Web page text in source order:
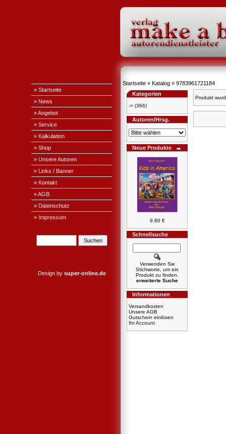
» Startseite
» News
» Angebot
» Service
» Kalkulation
» Shop
» Unsere Autoren
» Links / Banner
» Kontakt
» AGB
» Datenschutz
» Impressum
Design by super-online.de
Startseite » Katalog » 9783961721184
Kategorien
-> (366)
Autoren/Hrsg.
Neue Produkte
9,80 €
Schnellsuche
Verwenden Sie
Stichworte, um ein
Produkt zu finden.
erweiterte Suche
Informationen
Versandkosten
Unsere AGB
Gutschein einlösen
Ihr Account
Produkt